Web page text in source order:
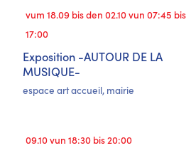
vum 18.09 bis den 02.10 vun 07:45 bis
17:00
Exposition -AUTOUR DE LA
MUSIQUE-
espace art accueil, mairie
09.10 vun 18:30 bis 20:00